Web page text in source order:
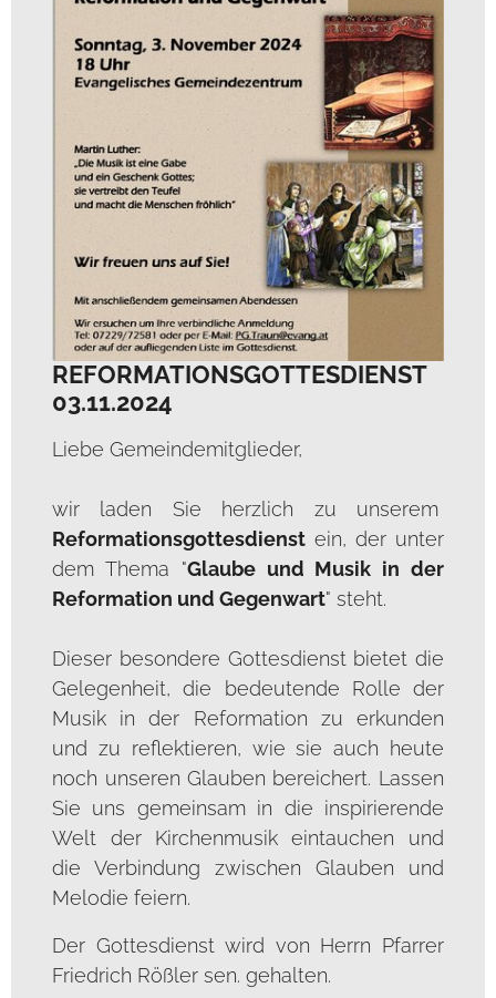
REFORMATIONSGOTTESDIENST
03.11.2024
Liebe Gemeindemitglieder,
wir laden Sie herzlich zu unserem
Reformationsgottesdienst ein, der unter
dem Thema "Glaube und Musik in der
Reformation und Gegenwart" steht.
Dieser besondere Gottesdienst bietet die
Gelegenheit, die bedeutende Rolle der
Musik in der Reformation zu erkunden
und zu reflektieren, wie sie auch heute
noch unseren Glauben bereichert. Lassen
Sie uns gemeinsam in die inspirierende
Welt der Kirchenmusik eintauchen und
die Verbindung zwischen Glauben und
Melodie feiern.
Der Gottesdienst wird von Herrn Pfarrer
Friedrich Rößler sen. gehalten.